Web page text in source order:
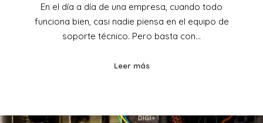
En el día a día de una empresa, cuando todo
funciona bien, casi nadie piensa en el equipo de
soporte técnico. Pero basta con…
Leer más